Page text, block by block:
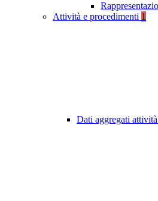
Attività e procedimenti 1
Dati aggregati